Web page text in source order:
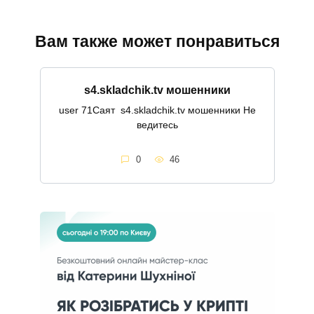
Вам также может понравиться
s4.skladchik.tv мошенники
user 71Саят s4.skladchik.tv мошенники Не
ведитесь
0 46